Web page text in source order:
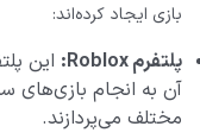
بازی ایجاد کرده‌اند:
پلتفرمRoblox
: این
آن به انجام
مختلف می‌پردازند.